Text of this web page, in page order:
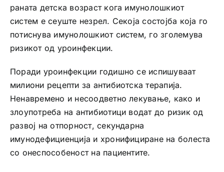
раната детска возраст кога имунолошкиот
систем е сеуште незрел. Секоја состојба која го
потиснува имунолошкиот систем, го зголемува
ризикот од уроинфекции.
Поради уроинфекции годишно се испишуваат
милиони рецепти за антибиотска терапија.
Ненавремено и несоодветно лекување, како и
злоупотреба на антибиотици водат до ризик од
развој на отпорност, секундарна
имунодефициенција и хронифициране на болеста
со онеспособеност на пациентите.